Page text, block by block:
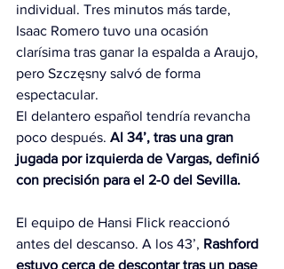
individual. Tres minutos más tarde,
Isaac Romero tuvo una ocasión
clarísima tras ganar la espalda a Araujo,
pero Szczęsny salvó de forma
espectacular.
El delantero español tendría revancha
poco después. Al 34’, tras una gran
jugada por izquierda de Vargas, definió
con precisión para el 2-0 del Sevilla.
El equipo de Hansi Flick reaccionó
antes del descanso. A los 43’, Rashford
estuvo cerca de descontar tras un pase